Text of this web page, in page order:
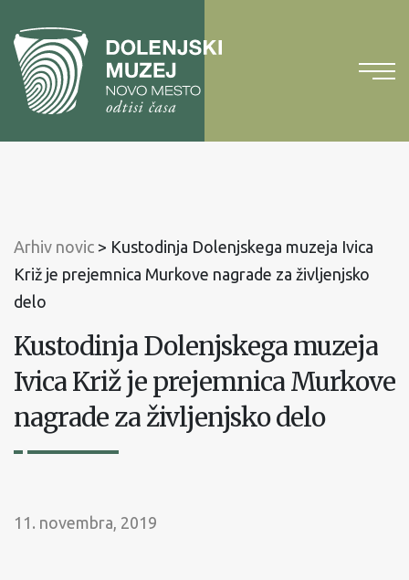
vsebinoNa
glavni
meni
Arhiv novic > Kustodinja Dolenjskega muzeja Ivica
Križ je prejemnica Murkove nagrade za življenjsko
delo
Kustodinja Dolenjskega muzeja
Ivica Križ je prejemnica Murkove
nagrade za življenjsko delo
11. novembra, 2019